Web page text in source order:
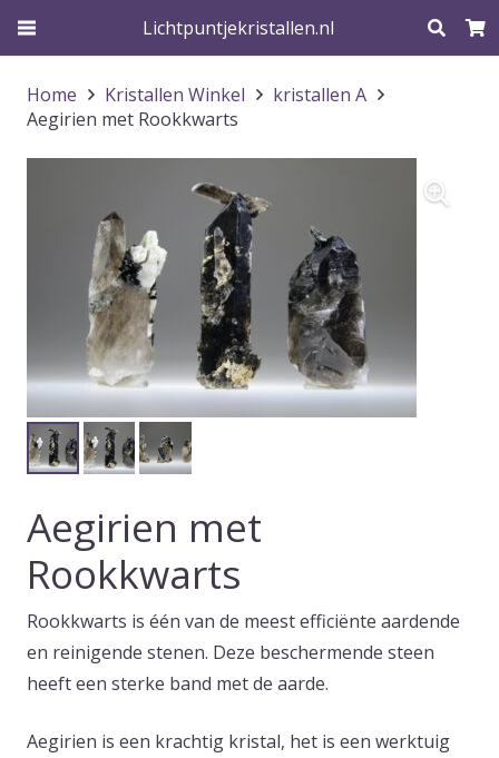
Lichtpuntjekristallen.nl
Home Kristallen Winkel
kristallen A
Aegirien met Rookkwarts
Aegirien met
Rookkwarts
Rookkwarts is één van de meest efficiënte aardende
en reinigende stenen. Deze beschermende steen
heeft een sterke band met de aarde.
Aegirien is een krachtig kristal, het is een werktuig